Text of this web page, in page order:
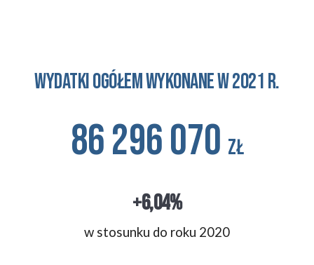
Wydatki ogółem WYKONANE w 2021 r.
86 296 070 zł
+6,04%
w stosunku do roku 2020